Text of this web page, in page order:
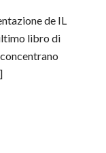
de IL
libro di